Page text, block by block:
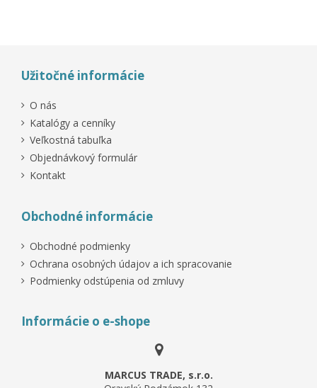
Užitočné informácie
O nás
Katalógy a cenníky
Veľkostná tabuľka
Objednávkový formulár
Kontakt
Obchodné informácie
Obchodné podmienky
Ochrana osobných údajov a ich spracovanie
Podmienky odstúpenia od zmluvy
Informácie o e-shope
MARCUS TRADE, s.r.o.